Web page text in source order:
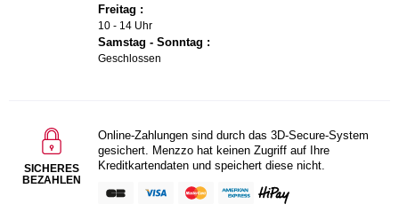
Freitag :
10 - 14 Uhr
Samstag - Sonntag :
Geschlossen
SICHERES
BEZAHLEN
Online-Zahlungen sind durch das 3D-Secure-System
gesichert. Menzzo hat keinen Zugriff auf Ihre
Kreditkartendaten und speichert diese nicht.